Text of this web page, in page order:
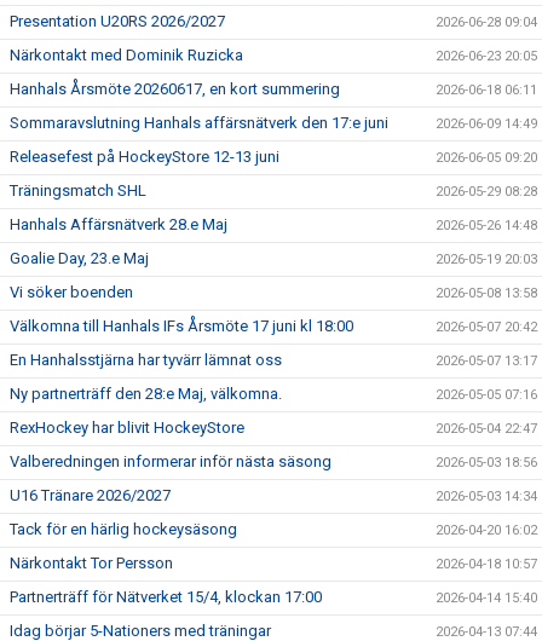
Presentation U20RS 2026/2027 2026-06-28 09:04
Närkontakt med Dominik Ruzicka 2026-06-23 20:05
Hanhals Årsmöte 20260617, en kort summering 2026-06-18 06:11
Sommaravslutning Hanhals affärsnätverk den 17:e juni 2026-06-09 14:49
Releasefest på HockeyStore 12-13 juni 2026-06-05 09:20
Träningsmatch SHL 2026-05-29 08:28
Hanhals Affärsnätverk 28.e Maj 2026-05-26 14:48
Goalie Day, 23.e Maj 2026-05-19 20:03
Vi söker boenden 2026-05-08 13:58
Välkomna till Hanhals IFs Årsmöte 17 juni kl 18:00 2026-05-07 20:42
En Hanhalsstjärna har tyvärr lämnat oss 2026-05-07 13:17
Ny partnerträff den 28:e Maj, välkomna. 2026-05-05 07:16
RexHockey har blivit HockeyStore 2026-05-04 22:47
Valberedningen informerar inför nästa säsong 2026-05-03 18:56
U16 Tränare 2026/2027 2026-05-03 14:34
Tack för en härlig hockeysäsong 2026-04-20 16:02
Närkontakt Tor Persson 2026-04-18 10:57
Partnerträff för Nätverket 15/4, klockan 17:00 2026-04-14 15:40
Idag börjar 5-Nationers med träningar 2026-04-13 07:44